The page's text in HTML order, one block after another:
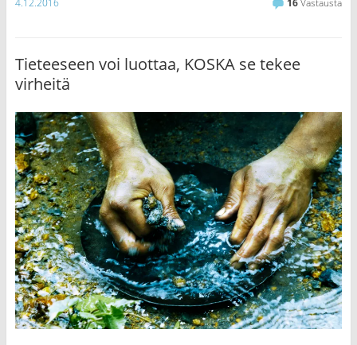
Tieteeseen voi luottaa, KOSKA se tekee
virheitä